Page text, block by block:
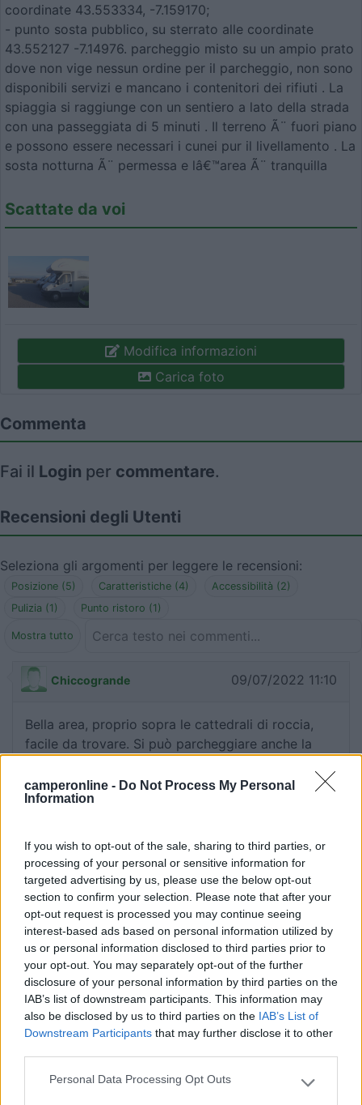
camperonline - Do Not Process My Personal
Information
If you wish to opt-out of the sale, sharing to third parties, or
processing of your personal or sensitive information for
targeted advertising by us, please use the below opt-out
section to confirm your selection. Please note that after your
opt-out request is processed you may continue seeing
interest-based ads based on personal information utilized by
us or personal information disclosed to third parties prior to
your opt-out. You may separately opt-out of the further
disclosure of your personal information by third parties on the
IAB’s list of downstream participants. This information may
also be disclosed by us to third parties on the IAB’s List of
Downstream Participants that may further disclose it to other
Please note that this website/app uses one or more Google
Personal Data Processing Opt Outs
coordinate 43.553334, -7.159170;
- punto sosta pubblico, su sterrato alle coordinate
43.552127 -7.14976. parcheggio misto su un ampio prato
dove non vige nessun ordine per il parcheggio, non sono
disponibili servizi e mancano i contenitori dei rifiuti . La
spiaggia si raggiunge con un sentiero a lato della strada
con una passeggiata di 5 minuti . Il terreno Ã¨ fuori piano
e possono essere necessari i cunei pur il livellamento . La
sosta notturna Ã¨ permessa e lâ€™area Ã¨ tranquilla
Scattate da voi
Modifica informazioni
Carica foto
Commenta
Fai il Login per commentare.
Recensioni degli Utenti
Seleziona gli argomenti per leggere le recensioni:
Posizione (5) Caratteristiche (4)
Accessibilità (2)
Pulizia (1)
Punto ristoro (1)
Mostra tutto
Chiccogrande 09/07/2022 11:10
Bella area, proprio sopra le cattedrali di roccia,
facile da trovare. Si può parcheggiare anche la
Accessibilità
dane 22/08/2018 0:20
Ordinato e vicino all'ingresso della spiaggia
etnic 25/08/2017 15:14
Se il parcheggio "ufficiale" vicino al centro
informazioni e alla caffetteria è completo, si può
sostare poco più avanti (N 43.553397, E